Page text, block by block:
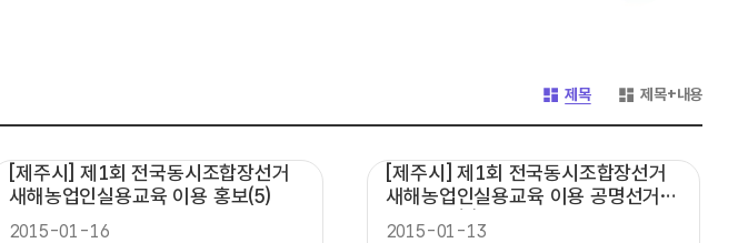
제목 제목+내용
[제주시] 제1회 전국동시조합장선거
새해농업인실용교육 이용 홍보(5)
2015-01-16
[제주시] 제1회 전국동시조합장선거
새해농업인실용교육 이용 공명선거
홍보활동(4)
2015-01-13